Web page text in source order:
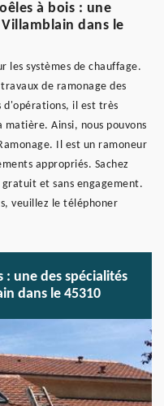
à bois : une
dans le
les systèmes de chauffage.
de ramonage des
d'opérations, il est très
Ainsi, nous pouvons
Il est un ramoneur
appropriés. Sachez
et sans engagement.
veuillez le téléphoner
: une des spécialités
dans le 45310